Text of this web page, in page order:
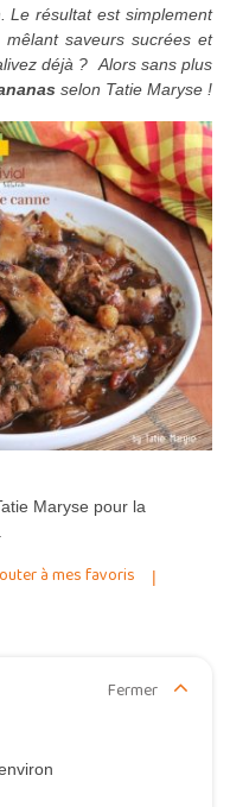
Le résultat est simplement
saveurs sucrées et
déjà ? Alors sans plus
selon Tatie Maryse !
Maryse pour la
à mes favoris
Fermer